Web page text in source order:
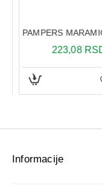
223,08 RSD
Informacije